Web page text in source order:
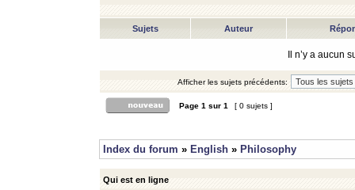
Sujets Auteur
Il n’y a aucun
Afficher les sujets précédents:
Page 1 sur 1 [ 0 sujets ]
Index du forum » English » Philosophy
Qui est en ligne